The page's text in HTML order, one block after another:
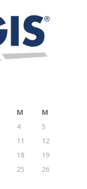
M
M
4
5
11
12
18
19
25
26